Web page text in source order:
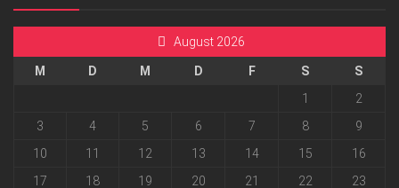
August 2026
M D M D F S
S
1
2
3
4 5 6 7 8
9
10
11 12 13 14 15
16
17
18 19 20 21 22
23